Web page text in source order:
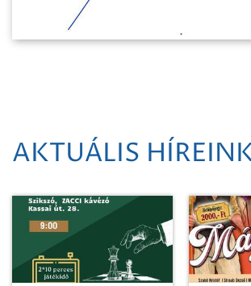
AKTUÁLIS